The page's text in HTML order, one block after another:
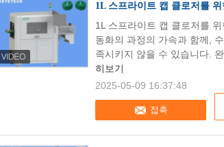
1L 스프라이트 캡 클로저를
접촉
1L 스프라이트 캡 클로저를
동화의 과정의 가속과 함께,
족시키지 않을 수 있습니다.
히보기
2025-05-09 16:37:48